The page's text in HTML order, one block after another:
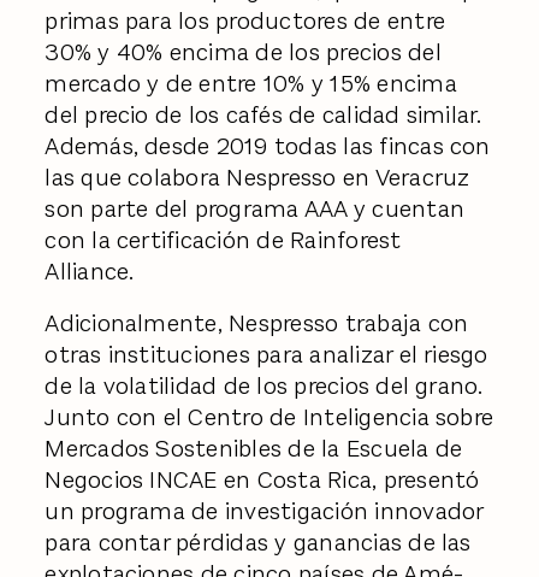
primas para los productores de entre
30% y 40% encima de los precios del
mercado y de entre 10% y 15% encima
del precio de los cafés de calidad similar.
Además, desde 2019 todas las fincas con
las que colabora Nespresso en Veracruz
son parte del programa AAA y cuentan
con la certificación de Rainforest
Alliance.
Adicionalmente, Nespresso trabaja con
otras instituciones para analizar el riesgo
de la volatilidad de los precios del grano.
Junto con el Centro de Inteligencia sobre
Mercados Sostenibles de la Escuela de
Negocios INCAE en Costa Rica, presentó
un programa de investigación innovador
para contar pérdidas y ganancias de las